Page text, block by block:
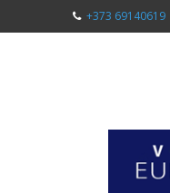
+373 69140619